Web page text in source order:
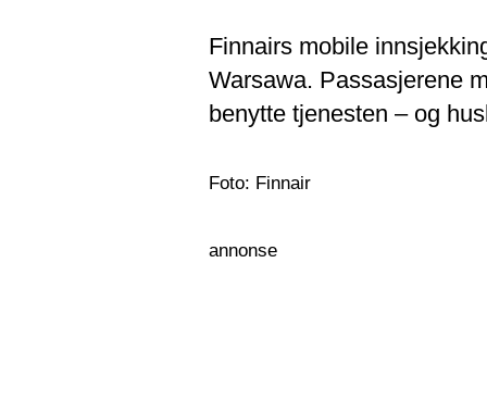
Finnairs mobile
Warsawa. Passasjerene
benytte tjenesten – og
Foto: Finnair
annonse